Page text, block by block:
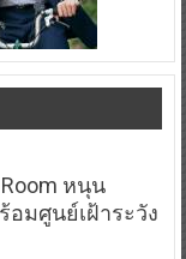
หนุน
อมศูนย์เฝ้าระวัง